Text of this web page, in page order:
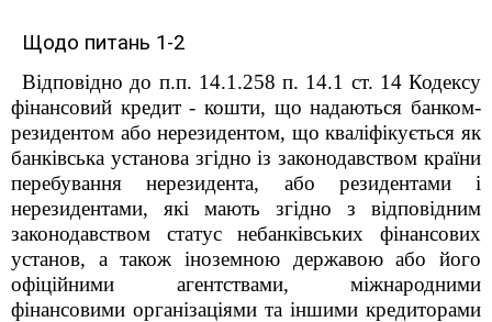
Щодо питань 1-2
Відповідно до п.п. 14.1.258 п. 14.1 ст. 14 Кодексу
фінансовий кредит - кошти, що надаються банком-
резидентом або нерезидентом, що кваліфікується як
банківська установа згідно із законодавством країни
перебування нерезидента, або резидентами і
нерезидентами, які мають згідно з відповідним
законодавством статус небанківських фінансових
установ, а також іноземною державою або його
офіційними агентствами, міжнародними
фінансовими організаціями та іншими кредиторами